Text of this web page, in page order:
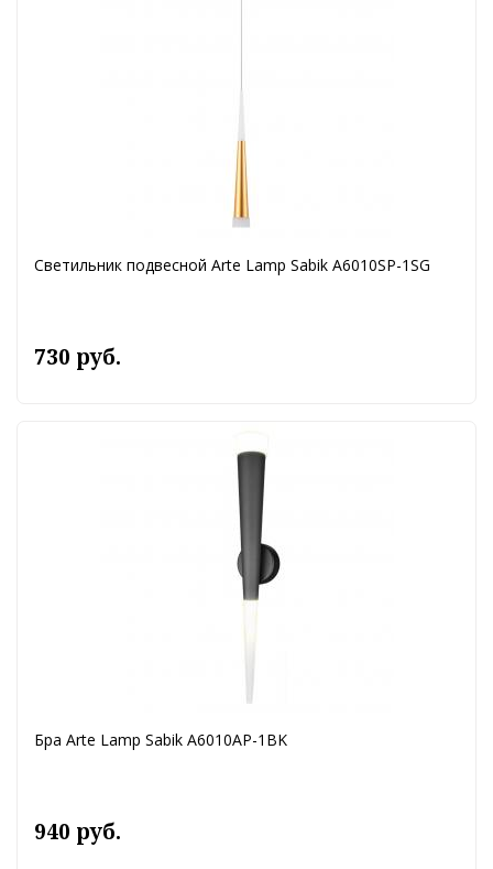
Светильник подвесной Arte Lamp Sabik A6010SP-1SG
730 руб.
Бра Arte Lamp Sabik A6010AP-1BK
940 руб.